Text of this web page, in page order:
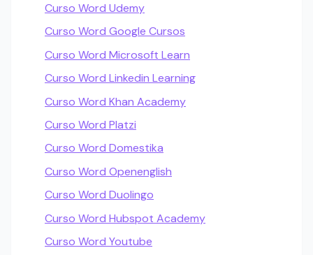
Curso Word Udemy
Curso Word Google Cursos
Curso Word Microsoft Learn
Curso Word Linkedin Learning
Curso Word Khan Academy
Curso Word Platzi
Curso Word Domestika
Curso Word Openenglish
Curso Word Duolingo
Curso Word Hubspot Academy
Curso Word Youtube